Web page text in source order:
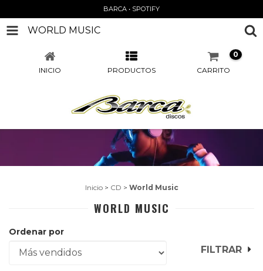
BARCA • SPOTIFY
WORLD MUSIC
INICIO PRODUCTOS CARRITO
0
Inicio > CD > World Music
WORLD MUSIC
Ordenar por
FILTRAR